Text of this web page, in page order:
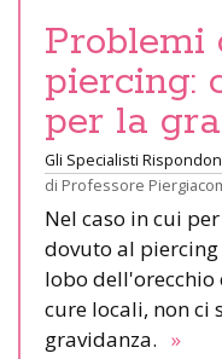
Problemi
piercing:
per la
Gli Specialisti
di Professore
Nel caso in cui
dovuto al
lobo dell'orecchio
cure locali, non ci
gravidanza. »